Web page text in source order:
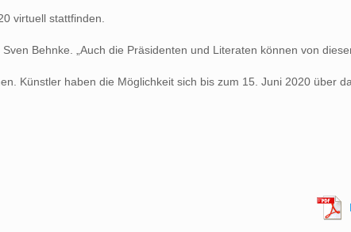
virtuell stattfinden.
Behnke. „Auch die Präsidenten und Literaten können von
Künstler haben die Möglichkeit sich bis zum 15. Juni 2020 über